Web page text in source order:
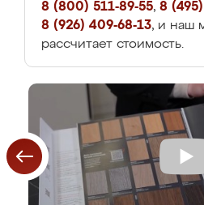
8 (800) 511-89-55, 8
8 (926) 409-68-13, и наш
рассчитает стоимость.